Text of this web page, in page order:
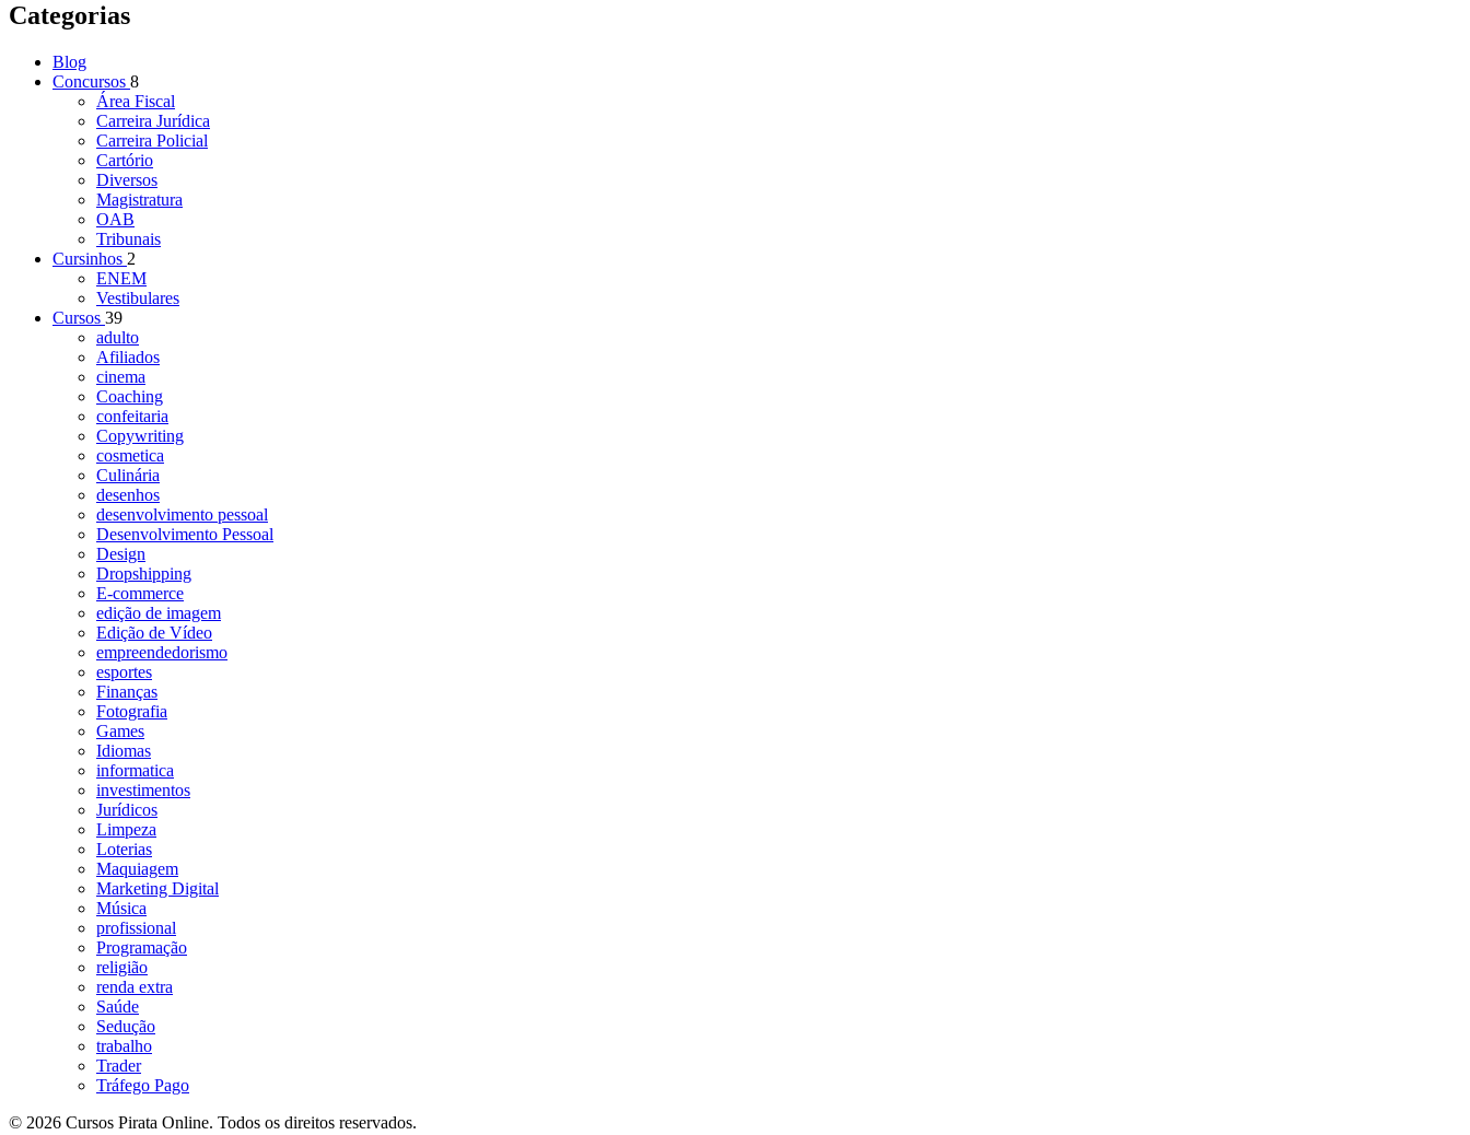
Categorias
Blog
Concursos 8
Área Fiscal
Carreira Jurídica
Carreira Policial
Cartório
Diversos
Magistratura
OAB
Tribunais
Cursinhos 2
ENEM
Vestibulares
Cursos 39
adulto
Afiliados
cinema
Coaching
confeitaria
Copywriting
cosmetica
Culinária
desenhos
desenvolvimento pessoal
Desenvolvimento Pessoal
Design
Dropshipping
E-commerce
edição de imagem
Edição de Vídeo
empreendedorismo
esportes
Finanças
Fotografia
Games
Idiomas
informatica
investimentos
Jurídicos
Limpeza
Loterias
Maquiagem
Marketing Digital
Música
profissional
Programação
religião
renda extra
Saúde
Sedução
trabalho
Trader
Tráfego Pago
© 2026 Cursos Pirata Online. Todos os direitos reservados.